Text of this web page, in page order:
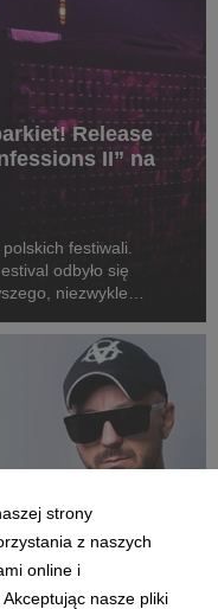
Release
II” na
festiwali.
odbyło się
niezwykle
wyda...
strony
z naszych
online i
nasze pliki